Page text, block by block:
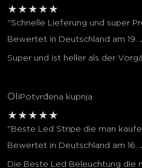
★ ★ ★ ★ ★
"Schnelle Lieferung und super
Bewertet in Deutschland am 19.
Super und ist heller als der
Oli Potvrđena kupnja
★ ★ ★ ★ ★
"Beste Led Stripe die man
Bewertet in Deutschland am 16.
Die Beste Led Beleuchtung die